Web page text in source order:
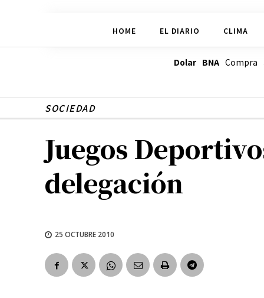
HOME EL DIARIO CLIMA
Dolar BNACompra
SOCIEDAD
Juegos
delegación
25 OCTUBRE 2010